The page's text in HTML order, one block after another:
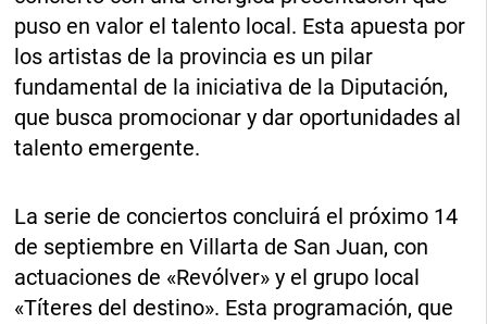
puso en valor el talento local. Esta apuesta por
los artistas de la provincia es un pilar
fundamental de la iniciativa de la Diputación,
que busca promocionar y dar oportunidades al
talento emergente.
La serie de conciertos concluirá el próximo 14
de septiembre en Villarta de San Juan, con
actuaciones de «Revólver» y el grupo local
«Títeres del destino». Esta programación, que